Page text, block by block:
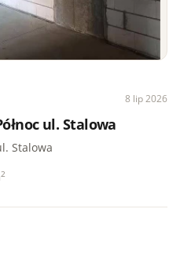
8 lip 2026
ul. Stalowa
Stalowa
2